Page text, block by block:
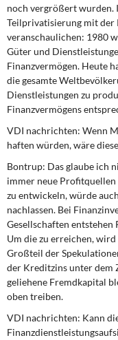
noch vergrößert wurden.
Teilprivatisierung mit der
veranschaulichen: 1980
Güter und
Finanzvermögen. Heute
die gesamte
Dienstleistungen zu
Finanzvermögens
VDI nachrichten: Wenn
haften würden, wäre
Bontrup: Das glaube ich
immer neue
zu entwickeln, würde
nachlassen. Bei
Gesellschaften entstehen
Um die zu erreichen,
Großteil der
der Kreditzins unter dem
geliehene Fremdkapital
oben treiben.
VDI nachrichten: Kann